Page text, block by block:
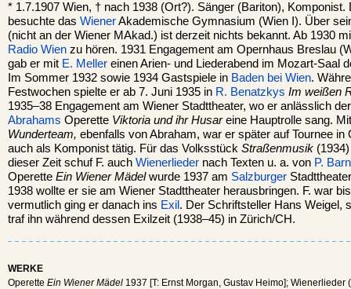
* 1.7.1907 Wien, † nach 1938 (Ort?). Sänger (Bariton),
besuchte das WienerAkademische Gymnasium (Wien I). Über
(nicht an der Wiener MAkad.) ist derzeit nichts bekannt. Ab 1930
Radio Wien zu hören. 1931 Engagement am Opernhaus Breslau
gab er mit E. Meller einen Arien- und Liederabend im Mozart-Saal
Im Sommer 1932 sowie 1934 Gastspiele in Baden bei Wien.
Festwochen spielte er ab 7. Juni 1935 in R. Benatzkys Im weißen
1935–38 Engagement am Wiener Stadttheater, wo er anlässlich
Abrahams Operette Viktoria und ihr Husareine Hauptrolle sang.
Wunderteam, ebenfalls von Abraham, war er später auf Tournee
auch als Komponist tätig. Für das Volksstück Straßenmusik
dieser Zeit schuf F. auch Wienerlieder nach Texten u. a. von P.
Operette Ein Wiener Mädelwurde 1937 am Salzburger
1938 wollte er sie am Wiener Stadttheater herausbringen. F. war
vermutlich ging er danach ins Exil . Der Schriftsteller Hans Weigel,
traf ihn während dessen Exilzeit (1938–45) in Zürich/CH.
WERKE
Operette Ein Wiener Mädel 1937 [T: Ernst Morgan, Gustav Heimo]; Wienerlieder (